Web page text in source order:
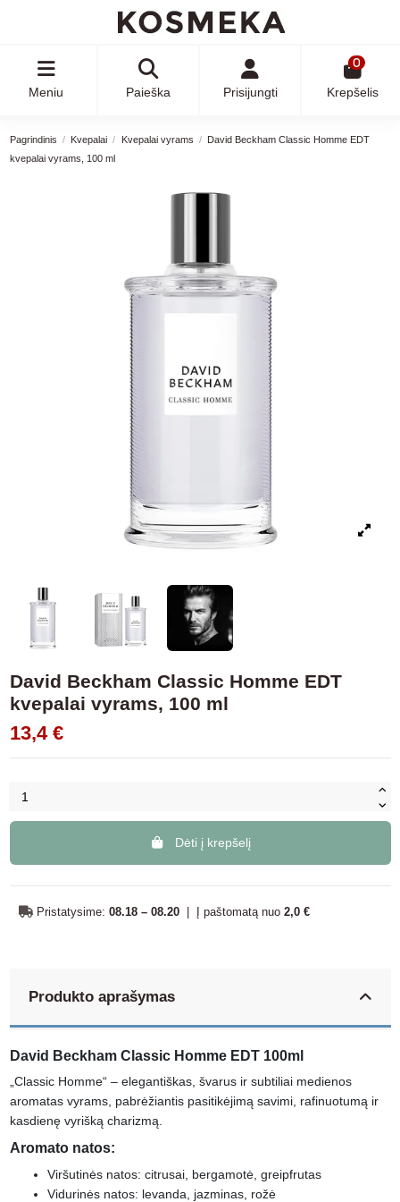
Meniu Paieška Prisijungti
0
Krepšelis
Pagrindinis Kvepalai Kvepalai vyrams
David Beckham Classic Homme EDT
kvepalai vyrams, 100 ml
David Beckham Classic Homme EDT
kvepalai vyrams, 100 ml
13,4 €
Dėti į krepšelį
Pristatysime: 08.18 – 08.20 | Į paštomatą nuo 2,0 €
Produkto aprašymas
David Beckham Classic Homme EDT 100ml
„Classic Homme“ – elegantiškas, švarus ir subtiliai medienos
aromatas vyrams, pabrėžiantis pasitikėjimą savimi, rafinuotumą ir
kasdienę vyrišką charizmą.
Aromato natos:
Viršutinės natos: citrusai, bergamotė, greipfrutas
Vidurinės natos: levanda, jazminas, rožė